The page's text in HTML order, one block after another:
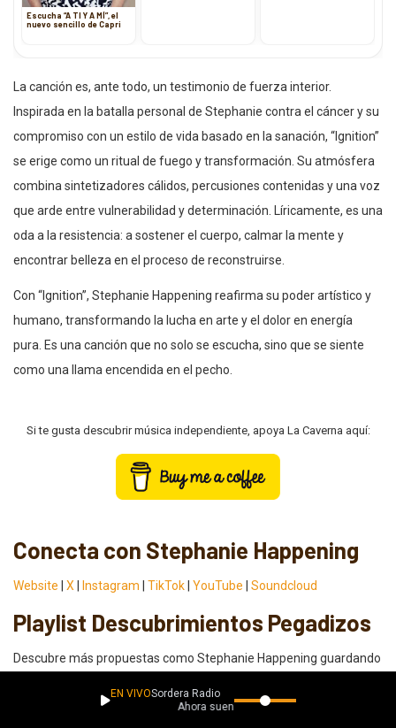
Escucha “A TI Y A MÍ”, el
nuevo sencillo de Capri
La canción es, ante todo, un testimonio de fuerza interior.
Inspirada en la batalla personal de Stephanie contra el cáncer y su
compromiso con un estilo de vida basado en la sanación, “Ignition”
se erige como un ritual de fuego y transformación. Su atmósfera
combina sintetizadores cálidos, percusiones contenidas y una voz
que arde entre vulnerabilidad y determinación. Líricamente, es una
oda a la resistencia: a sostener el cuerpo, calmar la mente y
encontrar belleza en el proceso de reconstruirse.
Con “Ignition”, Stephanie Happening reafirma su poder artístico y
humano, transformando la lucha en arte y el dolor en energía
pura. Es una canción que no solo se escucha, sino que se siente
como una llama encendida en el pecho.
Si te gusta descubrir música independiente, apoya La Caverna aquí:
Conecta con Stephanie Happening
Website X Instagram TikTok YouTube Soundcloud
Playlist Descubrimientos Pegadizos
Descubre más propuestas como Stephanie Happening guardando
plataforma preferida.
EN VIVOSordera Radio
Ahora suena